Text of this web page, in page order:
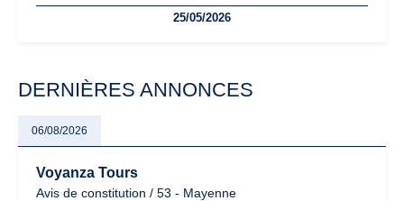
facturation ou risque de bascule vers la TVA : les règles
25/05/2026
DERNIÈRES ANNONCES
06/08/2026
Voyanza Tours
Avis de constitution / 53 - Mayenne